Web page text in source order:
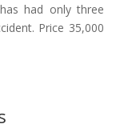
had only three
Price 35,000